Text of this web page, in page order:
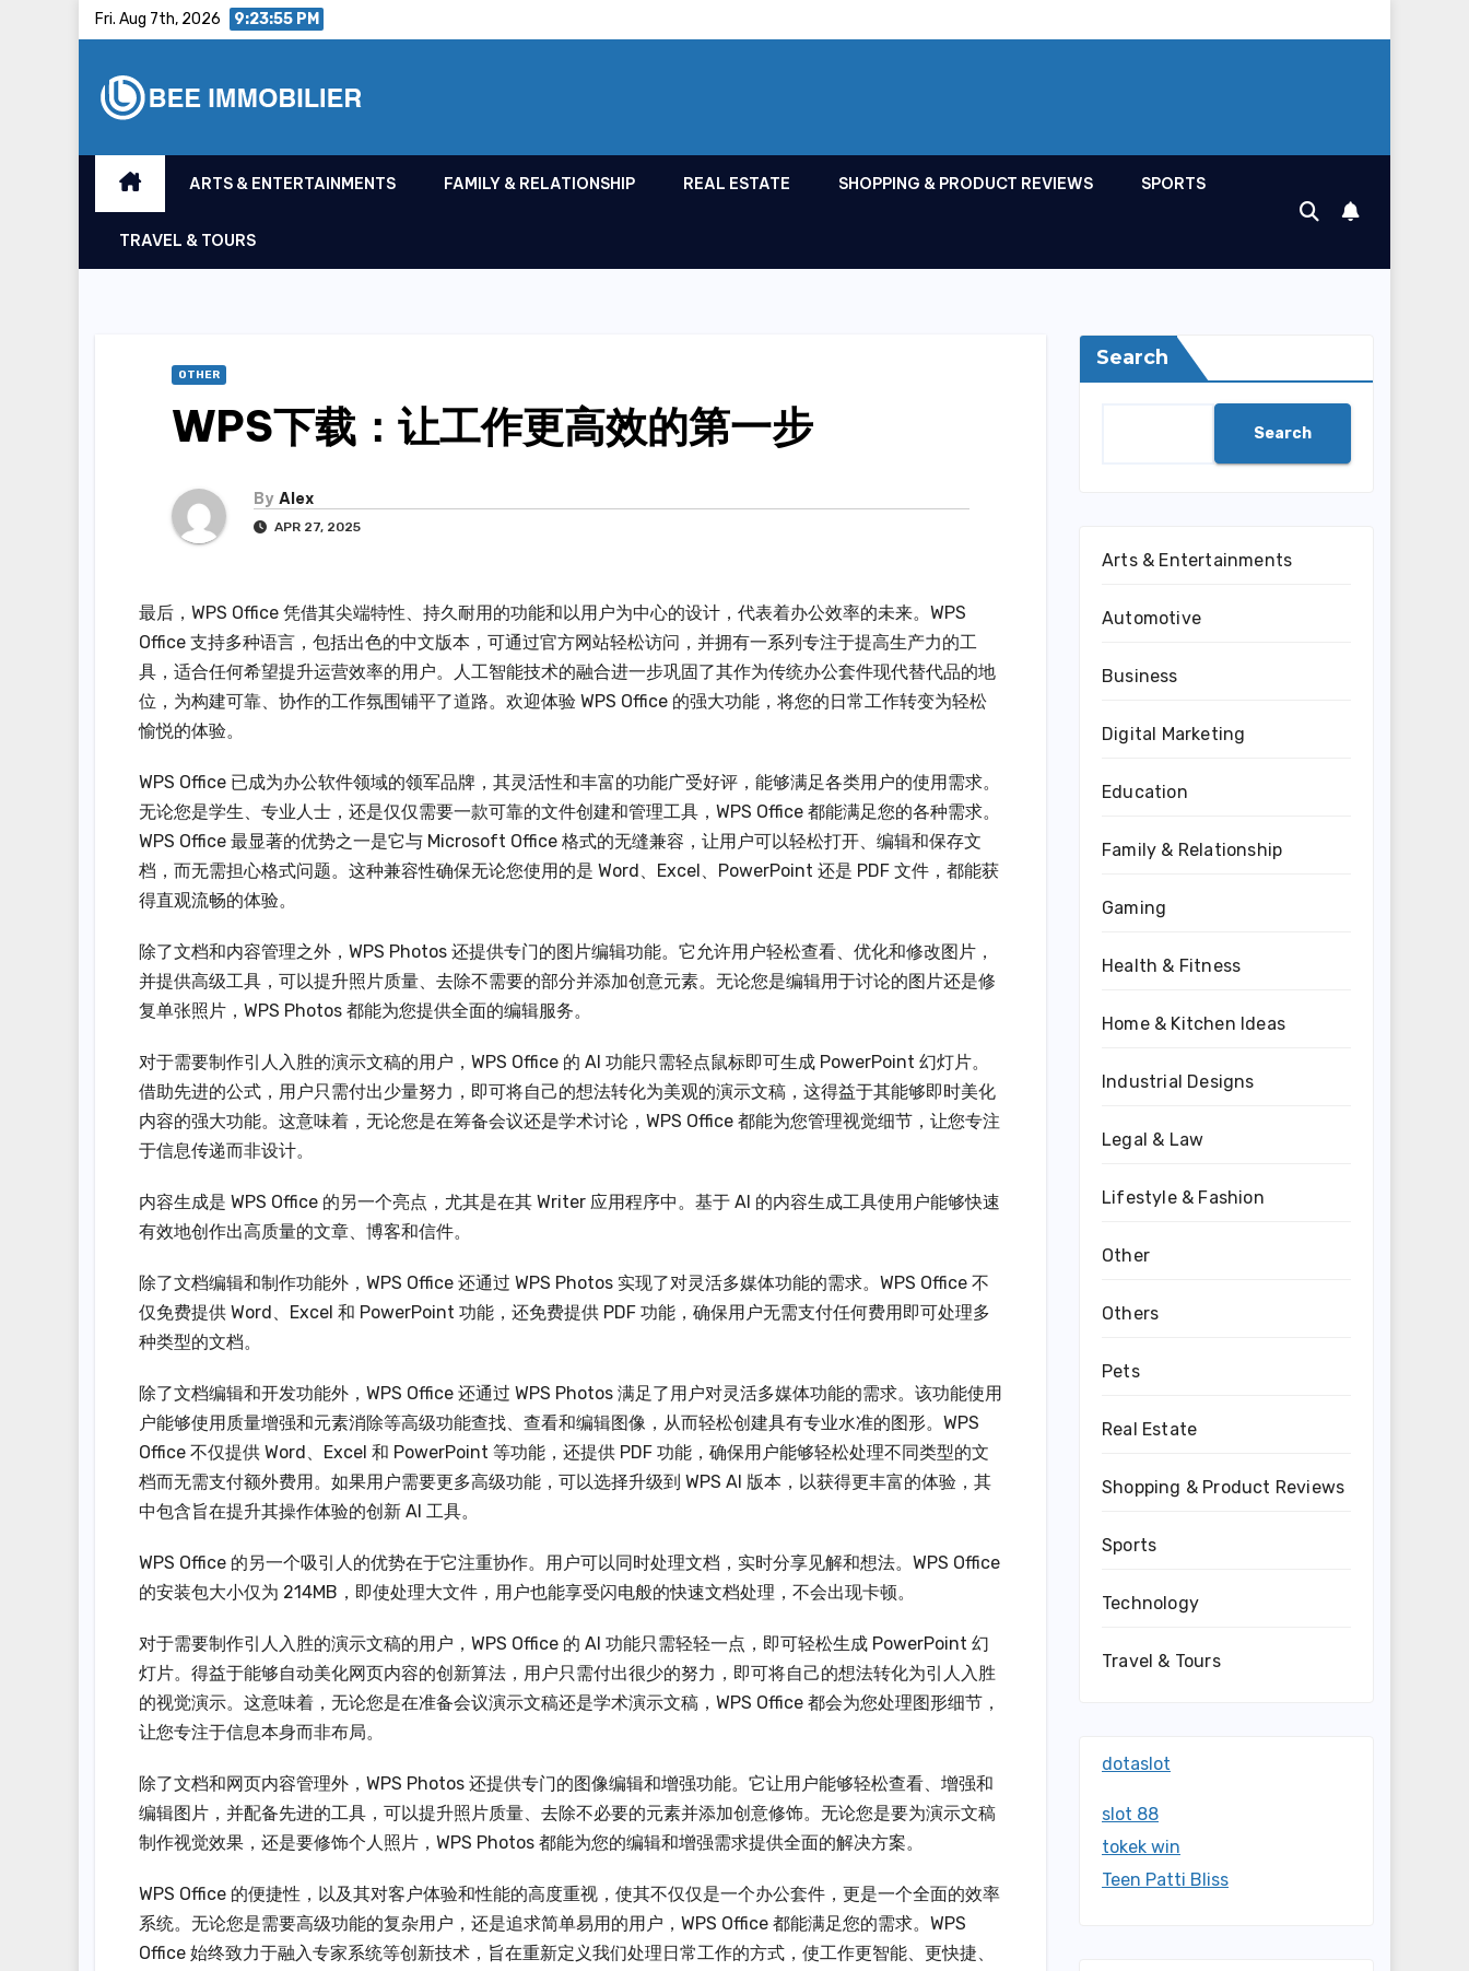
Fri. Aug 7th, 2026 9:23:56 PM
ARTS & ENTERTAINMENTS FAMILY & RELATIONSHIP REAL ESTATE SHOPPING & PRODUCT REVIEWS SPORTS
TRAVEL & TOURS
OTHER
WPS下载：让工作更高效的第一步
By Alex
APR 27, 2025
最后，WPS Office 凭借其尖端特性、持久耐用的功能和以用户为中心的设计，代表着办公效率的未来。WPS
Office 支持多种语言，包括出色的中文版本，可通过官方网站轻松访问，并拥有一系列专注于提高生产力的工
具，适合任何希望提升运营效率的用户。人工智能技术的融合进一步巩固了其作为传统办公套件现代替代品的地
位，为构建可靠、协作的工作氛围铺平了道路。欢迎体验 WPS Office 的强大功能，将您的日常工作转变为轻松
愉悦的体验。
WPS Office 已成为办公软件领域的领军品牌，其灵活性和丰富的功能广受好评，能够满足各类用户的使用需求。
无论您是学生、专业人士，还是仅仅需要一款可靠的文件创建和管理工具，WPS Office 都能满足您的各种需求。
WPS Office 最显著的优势之一是它与 Microsoft Office 格式的无缝兼容，让用户可以轻松打开、编辑和保存文
档，而无需担心格式问题。这种兼容性确保无论您使用的是 Word、Excel、PowerPoint 还是 PDF 文件，都能获
得直观流畅的体验。
除了文档和内容管理之外，WPS Photos 还提供专门的图片编辑功能。它允许用户轻松查看、优化和修改图片，
并提供高级工具，可以提升照片质量、去除不需要的部分并添加创意元素。无论您是编辑用于讨论的图片还是修
复单张照片，WPS Photos 都能为您提供全面的编辑服务。
对于需要制作引人入胜的演示文稿的用户，WPS Office 的 AI 功能只需轻点鼠标即可生成 PowerPoint 幻灯片。
借助先进的公式，用户只需付出少量努力，即可将自己的想法转化为美观的演示文稿，这得益于其能够即时美化
内容的强大功能。这意味着，无论您是在筹备会议还是学术讨论，WPS Office 都能为您管理视觉细节，让您专注
于信息传递而非设计。
内容生成是 WPS Office 的另一个亮点，尤其是在其 Writer 应用程序中。基于 AI 的内容生成工具使用户能够快速
有效地创作出高质量的文章、博客和信件。
除了文档编辑和制作功能外，WPS Office 还通过 WPS Photos 实现了对灵活多媒体功能的需求。WPS Office 不
仅免费提供 Word、Excel 和 PowerPoint 功能，还免费提供 PDF 功能，确保用户无需支付任何费用即可处理多
种类型的文档。
除了文档编辑和开发功能外，WPS Office 还通过 WPS Photos 满足了用户对灵活多媒体功能的需求。该功能使用
户能够使用质量增强和元素消除等高级功能查找、查看和编辑图像，从而轻松创建具有专业水准的图形。WPS
Office 不仅提供 Word、Excel 和 PowerPoint 等功能，还提供 PDF 功能，确保用户能够轻松处理不同类型的文
档而无需支付额外费用。如果用户需要更多高级功能，可以选择升级到 WPS AI 版本，以获得更丰富的体验，其
中包含旨在提升其操作体验的创新 AI 工具。
WPS Office 的另一个吸引人的优势在于它注重协作。用户可以同时处理文档，实时分享见解和想法。WPS Office
的安装包大小仅为 214MB，即使处理大文件，用户也能享受闪电般的快速文档处理，不会出现卡顿。
对于需要制作引人入胜的演示文稿的用户，WPS Office 的 AI 功能只需轻轻一点，即可轻松生成 PowerPoint 幻
灯片。得益于能够自动美化网页内容的创新算法，用户只需付出很少的努力，即可将自己的想法转化为引人入胜
的视觉演示。这意味着，无论您是在准备会议演示文稿还是学术演示文稿，WPS Office 都会为您处理图形细节，
让您专注于信息本身而非布局。
除了文档和网页内容管理外，WPS Photos 还提供专门的图像编辑和增强功能。它让用户能够轻松查看、增强和
编辑图片，并配备先进的工具，可以提升照片质量、去除不必要的元素并添加创意修饰。无论您是要为演示文稿
制作视觉效果，还是要修饰个人照片，WPS Photos 都能为您的编辑和增强需求提供全面的解决方案。
WPS Office 的便捷性，以及其对客户体验和性能的高度重视，使其不仅仅是一个办公套件，更是一个全面的效率
系统。无论您是需要高级功能的复杂用户，还是追求简单易用的用户，WPS Office 都能满足您的需求。WPS
Office 始终致力于融入专家系统等创新技术，旨在重新定义我们处理日常工作的方式，使工作更智能、更快捷、
Search
Search
Arts & Entertainments
Automotive
Business
Digital Marketing
Education
Family & Relationship
Gaming
Health & Fitness
Home & Kitchen Ideas
Industrial Designs
Legal & Law
Lifestyle & Fashion
Other
Others
Pets
Real Estate
Shopping & Product Reviews
Sports
Technology
Travel & Tours
dotaslot
slot 88
tokek win
Teen Patti Bliss